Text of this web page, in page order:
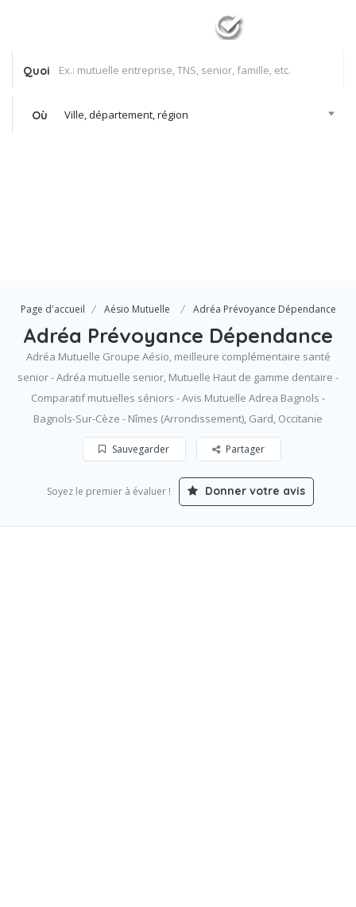
Quoi
Où Ville, département, région
Page d'accueil Aésio Mutuelle Adréa Prévoyance Dépendance
Adréa Prévoyance Dépendance
Adréa Mutuelle Groupe Aésio, meilleure complémentaire santé
senior - Adréa mutuelle senior, Mutuelle Haut de gamme dentaire -
Comparatif mutuelles séniors - Avis Mutuelle Adrea Bagnols -
Bagnols-Sur-Cèze - Nîmes (Arrondissement), Gard, Occitanie
Sauvegarder Partager
Soyez le premier à évaluer ! Donner votre avis